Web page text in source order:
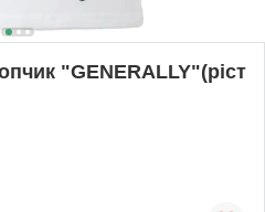
"GENERALLY"(ріст